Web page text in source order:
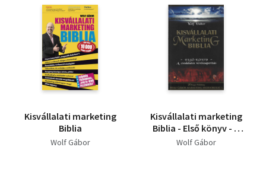
Kisvállalati marketing
Biblia
Wolf Gábor
Kisvállalati marketing
Biblia - Első könyv - A
csodálatos
Wolf Gábor